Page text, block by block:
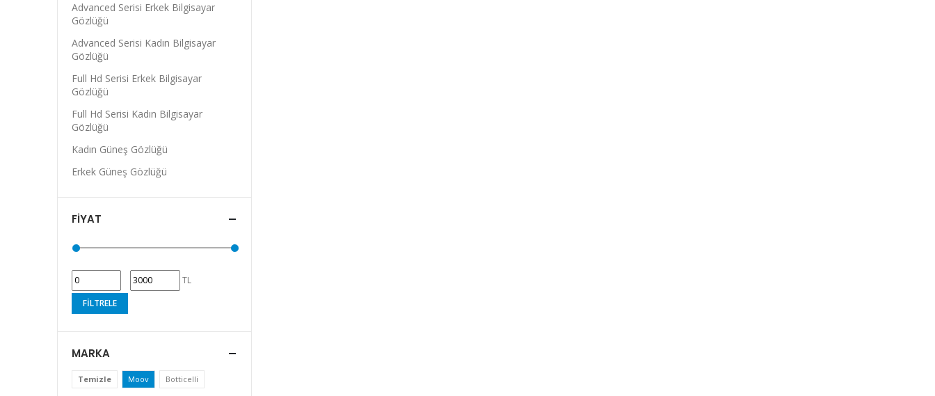
Advanced Serisi Erkek Bilgisayar
Gözlüğü
Advanced Serisi Kadın Bilgisayar
Gözlüğü
Full Hd Serisi Erkek Bilgisayar
Gözlüğü
Full Hd Serisi Kadın Bilgisayar
Gözlüğü
Kadın Güneş Gözlüğü
Erkek Güneş Gözlüğü
FIYAT
TL
FILTRELE
MARKA
Temizle Moov Botticelli